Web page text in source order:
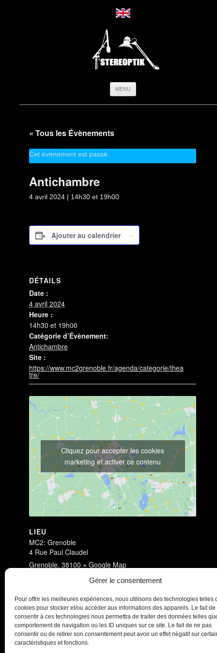
Gérer le consentement
Pour offrir les meilleures expériences, nous utilisons des technologies telles
cookies pour stocker et/ou accéder aux informations des appareils. Le fait de
consentir à ces technologies nous permettra de traiter des données telles
comportement de navigation ou les ID uniques sur ce site. Le fait de ne pas
consentir ou de retirer son consentement peut avoir un effet négatif sur
caractéristiques et fonctions.
MENU
« Tous les Évènements
Cet évènement est passé.
Antichambre
4 avril 2024 | 14h30 et 19h00
Ajouter au calendrier
DÉTAILS
Date :
4 avril 2024
Heure :
14h30 et 19h00
Catégorie d’Évènement:
Antichambre
Site :
https://www.mc2grenoble.fr/agenda/categorie/thea
tre/
LIEU
MC2: Grenoble
4 Rue Paul Claudel
Grenoble, 38100 + Google Map
Cliquez pour accepter les cookies
marketing et activer ce contenu
Antichambre Antichambre